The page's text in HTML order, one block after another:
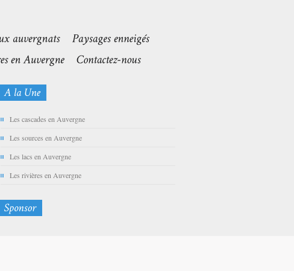
Les cascades en Auvergne
Les sources en Auvergne
Les lacs en Auvergne
Les rivières en Auvergne